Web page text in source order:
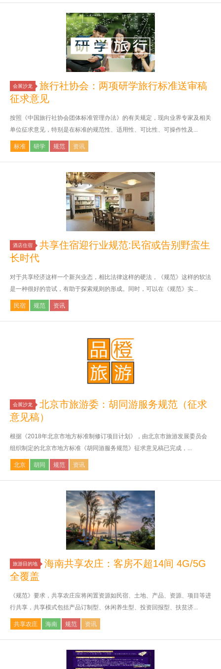
会展沙龙
旅行社协会：两项研学旅行标准送审稿
征求意见
按照《中国旅行社协会团体标准管理办法》的有关规定，现向业界专家及相关
单位征求意见，特别是在标准的规范性、适用性、可比性、可操作性及...
标准 研学 规范 资讯
酒店住宿
共享住宿迎行业规范:民宿或告别野蛮生
长时代
对于共享经济这样一个新兴业态，相比法律这样的硬法，《规范》这样的软法
是一种很好的尝试，有助于探索规则的形成。同时，可以在《规范》实...
民宿 规范 资讯
会展沙龙
北京市旅游委：胡同游服务规范（征求
意见稿）
根据《2018年北京市地方标准制修订项目计划》，由北京市旅游发展委员会
组织制定的北京市地方标准《胡同游服务规范》征求意见稿已完成，...
北京 胡同 规范 资讯
旅游目的地
海南共享农庄：客房不超14间 4G/5G
全覆盖
《规范》要求，共享农庄应将闲置资源如民宿、土地、产品、资源、项目等进
行共享，共享模式包括产品订制型、休闲养生型、投资回报型、扶贫济...
共享农庄 海南 规范 资讯